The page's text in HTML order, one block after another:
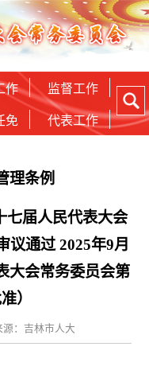
作 监督工作
免 代表工作
理条例
七届人民代表大会
议通过 2025年9月
大会常务委员会第
）
源：吉林市人大